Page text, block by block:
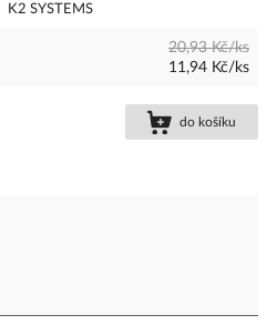
K2 SYSTEMS
20,93 Kč/ks
11,94 Kč/ks
do košíku